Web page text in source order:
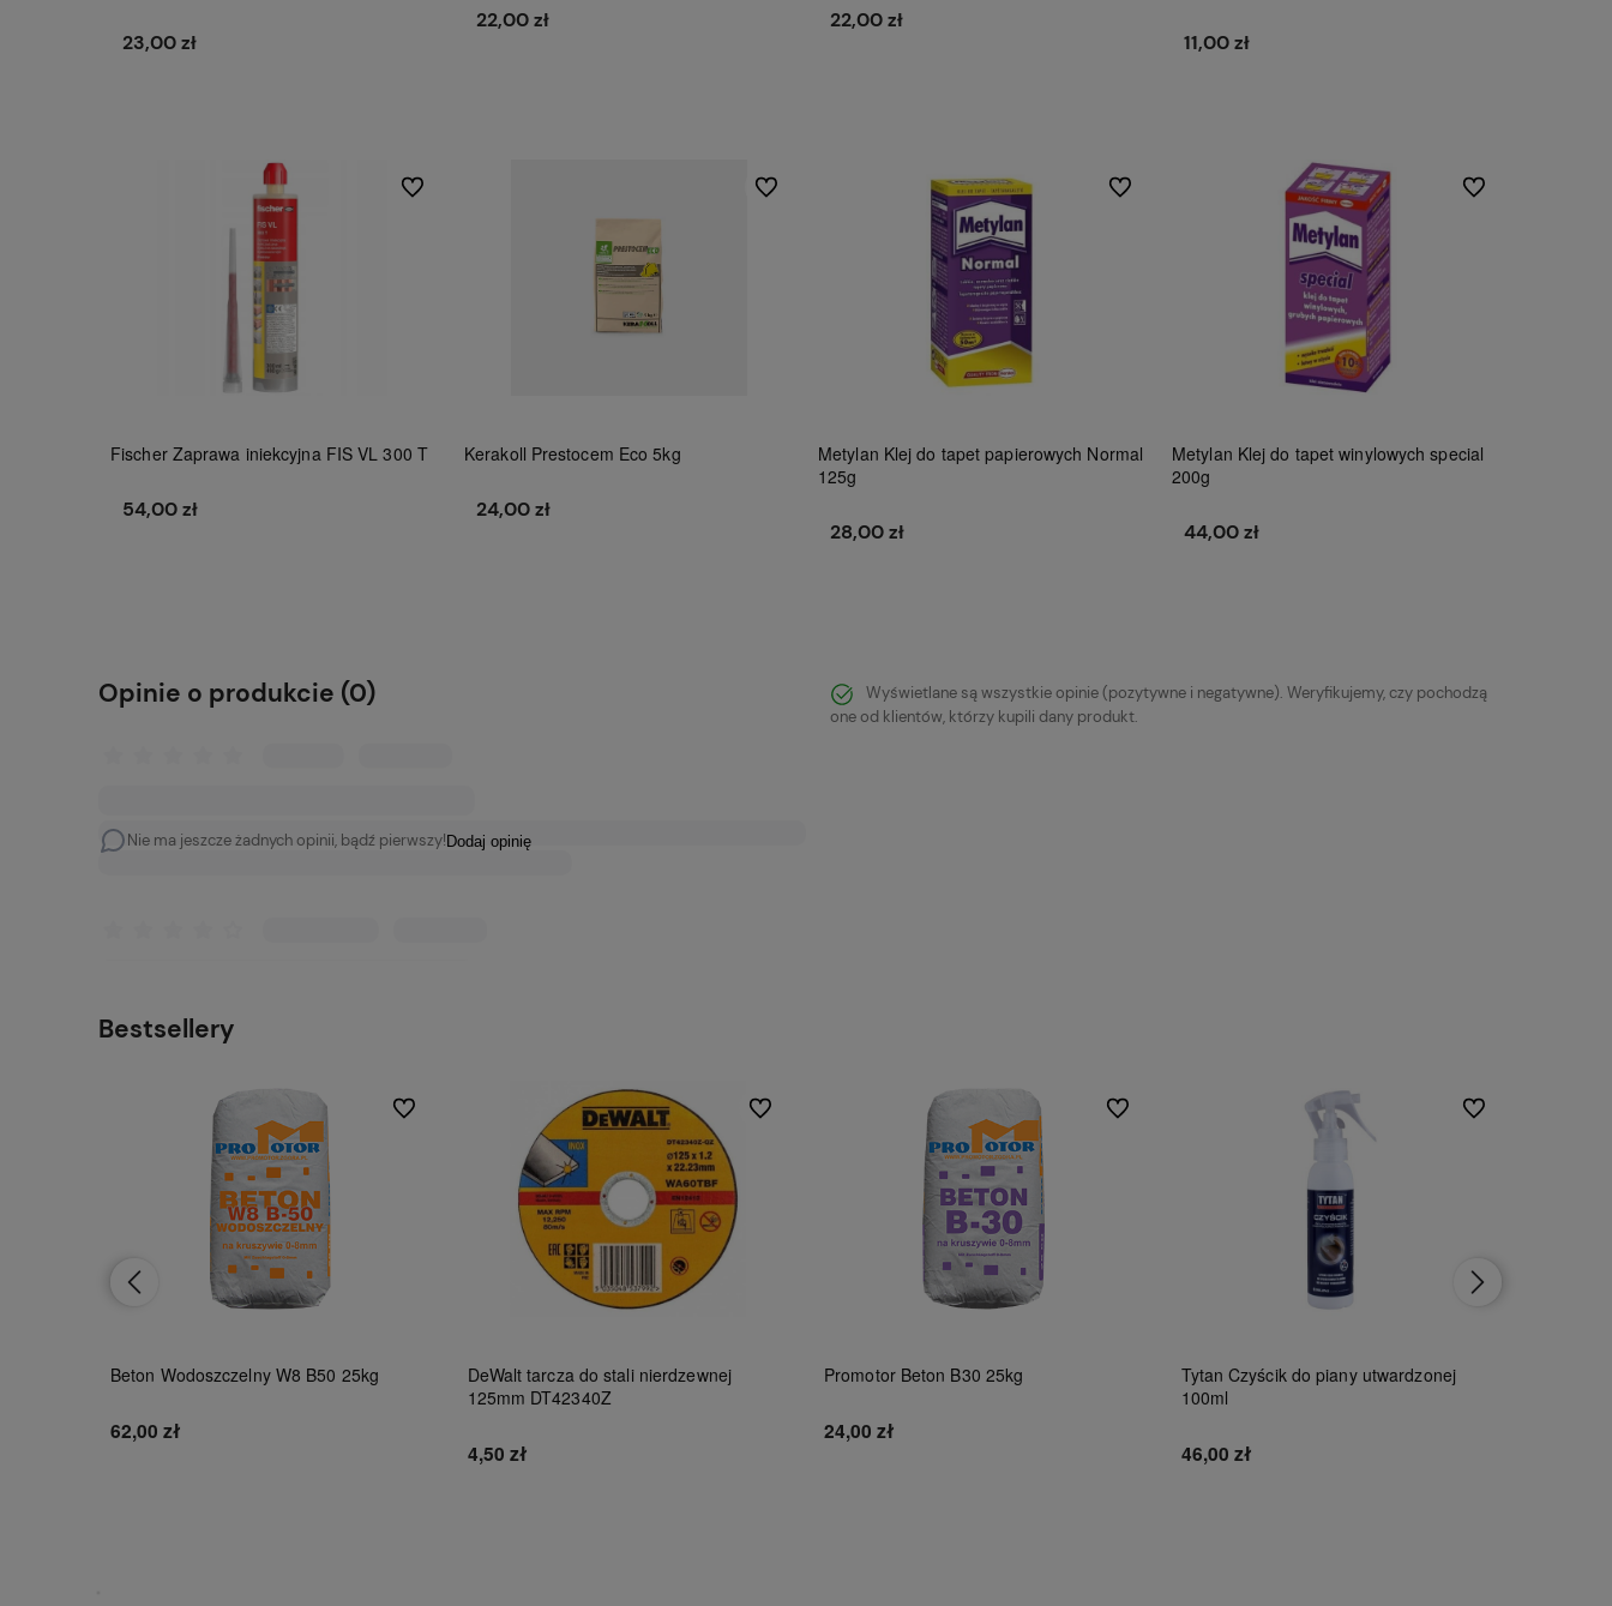
23,00 zł
22,00 zł 22,00 zł
11,00 zł
Fischer Zaprawa iniekcyjna FIS VL 300 T
54,00 zł
Do ulubionych
Kerakoll Prestocem Eco 5kg
24,00 zł
Do ulubionych
Metylan Klej do tapet papierowych Normal
125g
28,00 zł
Do ulubionych
Metylan Klej do tapet winylowych special
200g
44,00 zł
Do ulubionych
Opinie o produkcie (0)
Nie ma jeszcze żadnych opinii, bądź pierwszy!Dodaj opinię
Wyświetlane są wszystkie opinie (pozytywne i negatywne). Weryfikujemy, czy pochodzą
one od klientów, którzy kupili dany produkt.
Bestsellery
Beton Wodoszczelny W8 B50 25kg
62,00 zł
Do ulubionych
DeWalt tarcza do stali nierdzewnej
125mm DT42340Z
4,50 zł
Do ulubionych
Promotor Beton B30 25kg
24,00 zł
Do ulubionych
Tytan Czyścik do piany utwardzonej
100ml
46,00 zł
Do ulubionych